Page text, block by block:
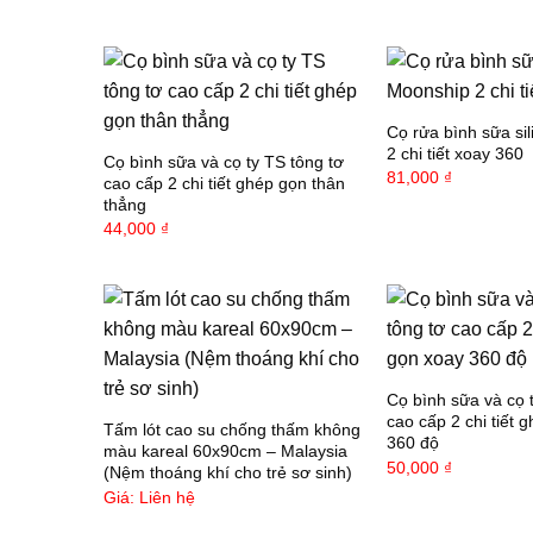
Cọ bình sữa và cọ ty TS tông tơ
cao cấp 2 chi tiết ghép gọn thân
thẳng
44,000 ₫
Cọ rửa bình sữa
2 chi tiết xoay 360
81,000 ₫
Tấm lót cao su chống thấm không
màu kareal 60x90cm – Malaysia
(Nệm thoáng khí cho trẻ sơ sinh)
Giá: Liên hệ
Cọ bình sữa và cọ
cao cấp 2 chi tiết
360 độ
50,000 ₫